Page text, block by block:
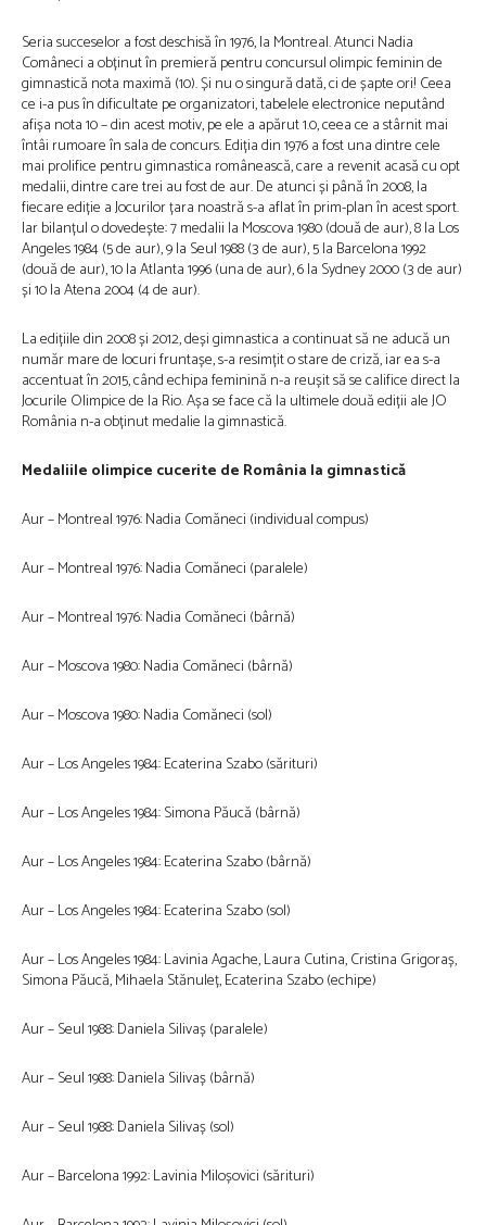
Seria succeselor a fost deschisă în 1976, la Montreal. Atunci Nadia
Comâneci a obținut în premieră pentru concursul olimpic feminin de
gimnastică nota maximă (10). Și nu o singură dată, ci de șapte ori! Ceea
ce i-a pus în dificultate pe organizatori, tabelele electronice neputând
afișa nota 10 – din acest motiv, pe ele a apărut 1.0, ceea ce a stârnit mai
întâi rumoare în sala de concurs. Ediția din 1976 a fost una dintre cele
mai prolifice pentru gimnastica românească, care a revenit acasă cu opt
medalii, dintre care trei au fost de aur. De atunci și până în 2008, la
fiecare ediție a Jocurilor țara noastră s-a aflat în prim-plan în acest sport.
Iar bilanțul o dovedește: 7 medalii la Moscova 1980 (două de aur), 8 la Los
Angeles 1984 (5 de aur), 9 la Seul 1988 (3 de aur), 5 la Barcelona 1992
(două de aur), 10 la Atlanta 1996 (una de aur), 6 la Sydney 2000 (3 de aur)
și 10 la Atena 2004 (4 de aur).
La edițiile din 2008 și 2012, deși gimnastica a continuat să ne aducă un
număr mare de locuri fruntașe, s-a resimțit o stare de criză, iar ea s-a
accentuat în 2015, când echipa feminină n-a reușit să se califice direct la
Jocurile Olimpice de la Rio. Așa se face că la ultimele două ediții ale JO
România n-a obținut medalie la gimnastică.
Medaliile olimpice cucerite de România la gimnastică
Aur – Montreal 1976: Nadia Comăneci (individual compus)
Aur – Montreal 1976: Nadia Comăneci (paralele)
Aur – Montreal 1976: Nadia Comăneci (bârnă)
Aur – Moscova 1980: Nadia Comăneci (bârnă)
Aur – Moscova 1980: Nadia Comăneci (sol)
Aur – Los Angeles 1984: Ecaterina Szabo (sărituri)
Aur – Los Angeles 1984: Simona Păucă (bârnă)
Aur – Los Angeles 1984: Ecaterina Szabo (bârnă)
Aur – Los Angeles 1984: Ecaterina Szabo (sol)
Aur – Los Angeles 1984: Lavinia Agache, Laura Cutina, Cristina Grigoraș,
Simona Păucă, Mihaela Stănuleț, Ecaterina Szabo (echipe)
Aur – Seul 1988: Daniela Silivaș (paralele)
Aur – Seul 1988: Daniela Silivaș (bârnă)
Aur – Seul 1988: Daniela Silivaș (sol)
Aur – Barcelona 1992: Lavinia Miloșovici (sărituri)